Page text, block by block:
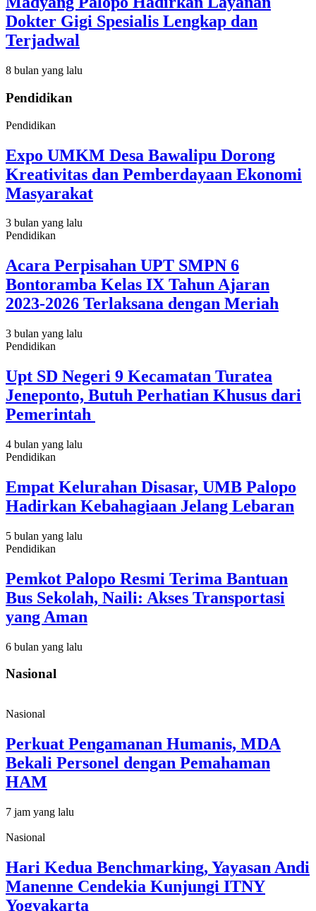
Dokter Gigi Spesialis Lengkap dan
Terjadwal
8 bulan yang lalu
Pendidikan
Pendidikan
Expo UMKM Desa Bawalipu Dorong
Kreativitas dan Pemberdayaan Ekonomi
Masyarakat
3 bulan yang lalu
Pendidikan
Acara Perpisahan UPT SMPN 6
Bontoramba Kelas IX Tahun Ajaran
2023-2026 Terlaksana dengan Meriah
3 bulan yang lalu
Pendidikan
Upt SD Negeri 9 Kecamatan Turatea
Jeneponto, Butuh Perhatian Khusus dari
Pemerintah
4 bulan yang lalu
Pendidikan
Empat Kelurahan Disasar, UMB Palopo
Hadirkan Kebahagiaan Jelang Lebaran
5 bulan yang lalu
Pendidikan
Pemkot Palopo Resmi Terima Bantuan
Bus Sekolah, Naili: Akses Transportasi
yang Aman
6 bulan yang lalu
Nasional
Nasional
Perkuat Pengamanan Humanis, MDA
Bekali Personel dengan Pemahaman
HAM
7 jam yang lalu
Nasional
Hari Kedua Benchmarking, Yayasan Andi
Manenne Cendekia Kunjungi ITNY
Yogyakarta